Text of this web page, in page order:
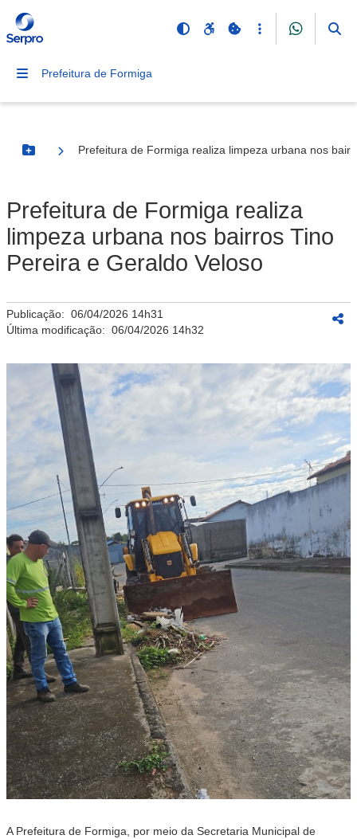
Prefeitura de Formiga
Botão Menu
Prefeitura de Formiga realiza limpeza urbana nos
Prefeitura de Formiga realiza
limpeza urbana nos bairros Tino
Pereira e Geraldo Veloso
Publicação: 06/04/2026 14h31
Última modificação: 06/04/2026 14h32
A Prefeitura de Formiga, por meio da Secretaria Municipal de